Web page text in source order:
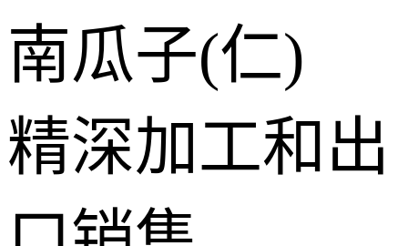
南瓜子(仁)
精深加工和出